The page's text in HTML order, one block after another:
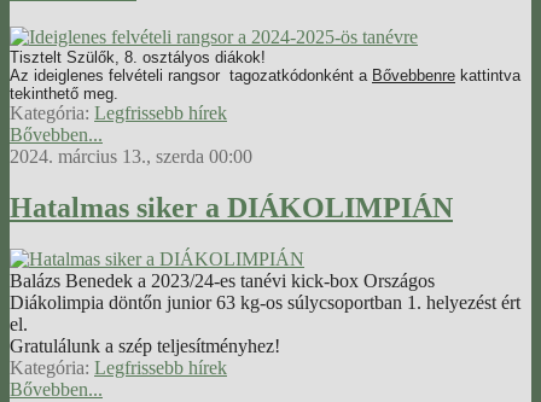
Tisztelt Szülők, 8. osztályos diákok!
Az ideiglenes felvételi rangsor tagozatkódonként a Bővebbenre kattintva
tekinthető meg.
Kategória: Legfrissebb hírek
Bővebben...
2024. március 13., szerda 00:00
Hatalmas siker a DIÁKOLIMPIÁN
Balázs Benedek a 2023/24-es tanévi kick-box Országos
Diákolimpia döntőn junior 63 kg-os súlycsoportban 1. helyezést ért
el.
Gratulálunk a szép teljesítményhez!
Kategória: Legfrissebb hírek
Bővebben...